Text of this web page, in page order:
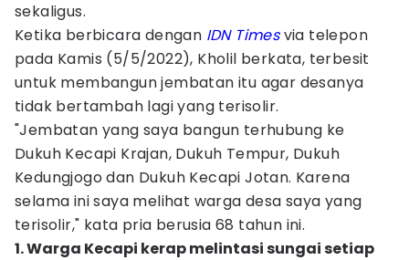
sekaligus.
Ketika berbicara dengan IDN Timesvia telepon
pada Kamis (5/5/2022), Kholil berkata, terbesit
untuk membangun jembatan itu agar desanya
tidak bertambah lagi yang terisolir.
"Jembatan yang saya bangun terhubung ke
Dukuh Kecapi Krajan, Dukuh Tempur, Dukuh
Kedungjogo dan Dukuh Kecapi Jotan. Karena
selama ini saya melihat warga desa saya yang
terisolir," kata pria berusia 68 tahun ini.
1. Warga Kecapi kerap melintasi sungai setiap